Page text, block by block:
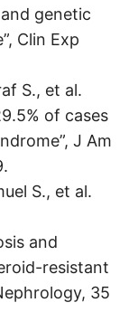
genetic
Clin Exp
S., et al.
of cases
J Am
S., et al.
and
resistant
35